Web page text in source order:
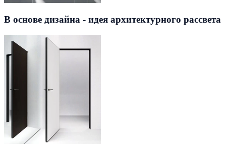
В основе дизайна - идея архитектурного рассвета